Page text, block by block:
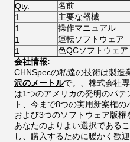
Qty.
名前
1
主要な器械
1
操作マニュアル
1
運転ソフトウェア
1
色QCソフトウェア
会社情報:
CHNSpecの私達の技術は製造
沢のメートルで。、株式会社
は1つのアメリカの発明のパ
ト、今まで8つの実用新案権
および3つのソフトウェア版
あなたのよりよい選択である
し、購入するために暖かく歓